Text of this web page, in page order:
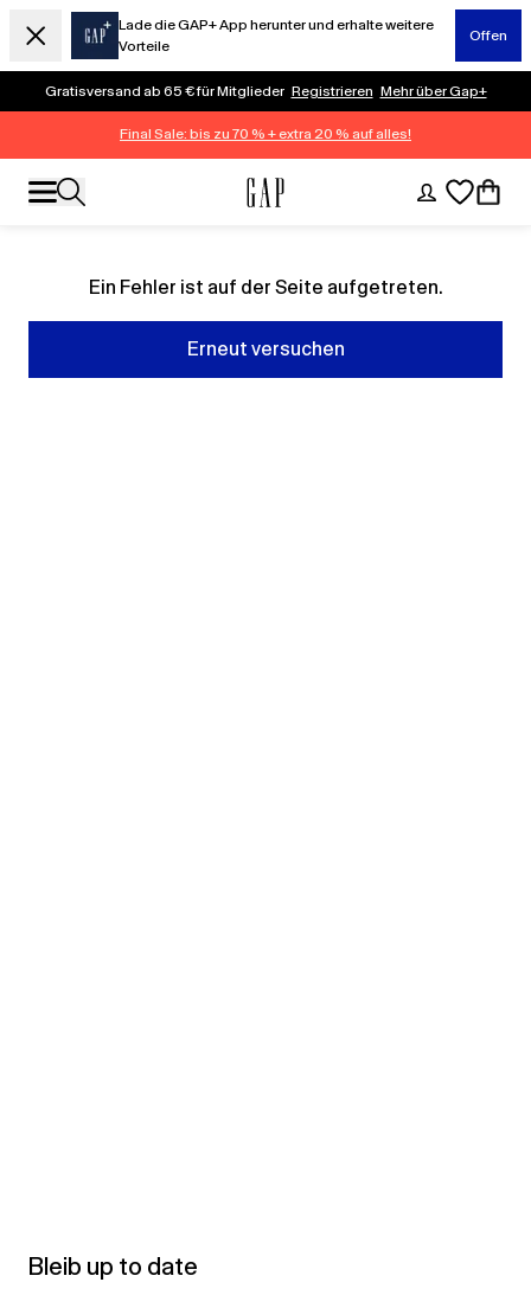
Lade die GAP+ App herunter und erhalte weitere
Vorteile
Offen
Gratisversand ab 65 € für Mitglieder Registrieren Mehr über Gap+
Final Sale: bis zu 70 % + extra 20 % auf alles!
Ein Fehler ist auf der Seite aufgetreten.
Erneut versuchen
Bleib up to date